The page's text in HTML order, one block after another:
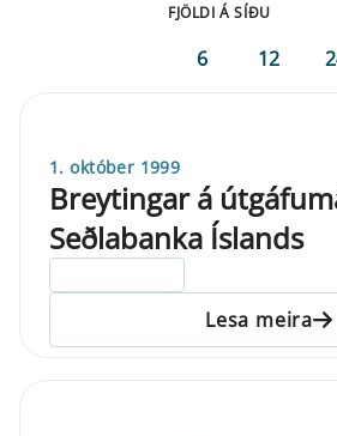
FJÖLDI Á SÍÐU
6 12
1. október 1999
Breytingar á
Seðlabanka Íslands
Lesa meira